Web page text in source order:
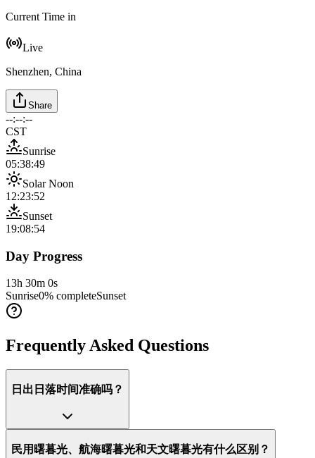
Current Time in
Live
Shenzhen, China
Share
--:--:--
CST
Sunrise
05:38:49
Solar Noon
12:23:52
Sunset
19:08:54
Day Progress
13h 30m 0s
Sunrise0% completeSunset
Frequently Asked Questions
日出日落时间准确吗？
民用曙暮光、航海曙暮光和天文曙暮光有什么区别？